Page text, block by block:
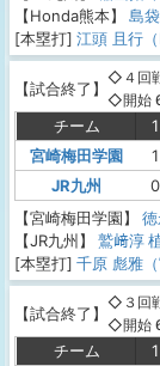
【Honda熊本】
島
[本塁打] 江頭 且行（
【試合終了】
◇４回
◇開始
チーム 1
宮崎梅田学園
1
JR九州
0
【宮崎梅田学園】
【JR九州】
鷲﨑淳
[本塁打] 千原 彪雅（
【試合終了】
◇３回
◇開始
チーム 1